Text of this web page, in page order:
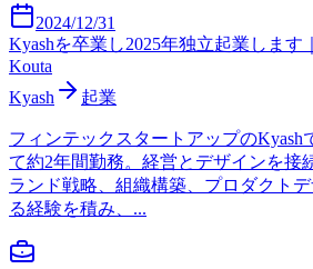
2024/12/31
Kyashを卒業し2025年独立起業します
Kouta
Kyash
起業
フィンテックスタートアップのKyash
て約2年間勤務。経営とデザインを接
ランド戦略、組織構築、プロダクト
る経験を積み、...